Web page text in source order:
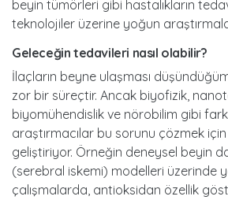
beyin tümörleri gibi hastalıkların
teknolojiler üzerine yoğun
geleceğin tedavileri nasıl olabilir?
İlaçların beyne ulaşması
zor bir süreçtir. Ancak biyofizik,
biyomühendislik ve nörobilim gibi
araştırmacılar bu sorunu çözmek
geliştiriyor. Örneğin deneysel beyin
(serebral iskemi) modelleri üzerinde
çalışmalarda, antioksidan özellik